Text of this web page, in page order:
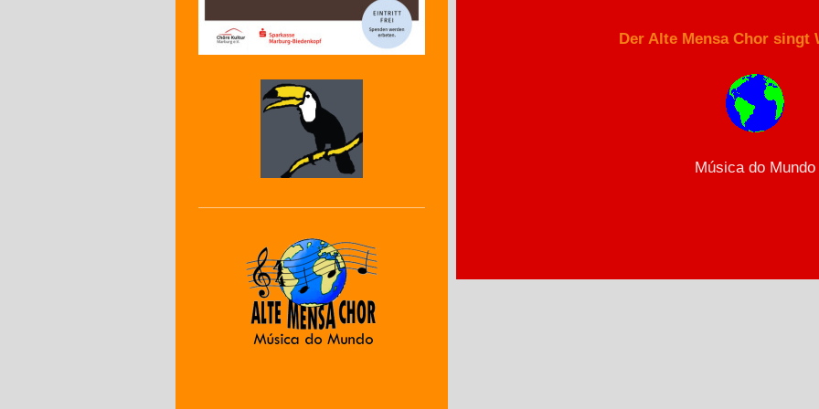
Der Alte Mensa Chor singt
Música do Mundo